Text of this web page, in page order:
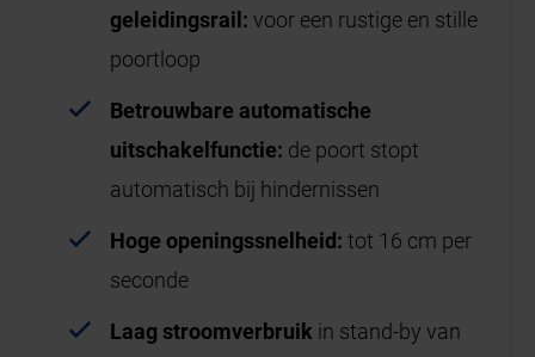
geleidingsrail: voor een rustige en stille
poortloop
Betrouwbare automatische
uitschakelfunctie: de poort stopt
automatisch bij hindernissen
Hoge openingssnelheid:tot 16 cm per
seconde
Laag stroomverbruik in stand-by van